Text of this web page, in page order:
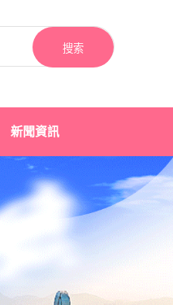
搜索
新聞資訊